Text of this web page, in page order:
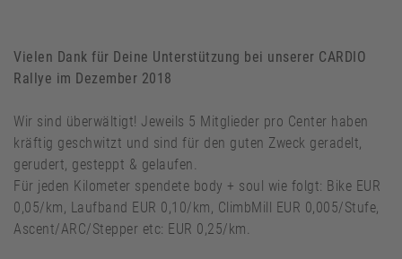
Vielen Dank für Deine Unterstützung bei unserer CARDIO
Rallye im Dezember 2018
Wir sind überwältigt! Jeweils 5 Mitglieder pro Center haben
kräftig geschwitzt und sind für den guten Zweck geradelt,
gerudert, gesteppt & gelaufen.
Für jeden Kilometer spendete body + soul wie folgt: Bike EUR
0,05/km, Laufband EUR 0,10/km, ClimbMill EUR 0,005/Stufe,
Ascent/ARC/Stepper etc: EUR 0,25/km.